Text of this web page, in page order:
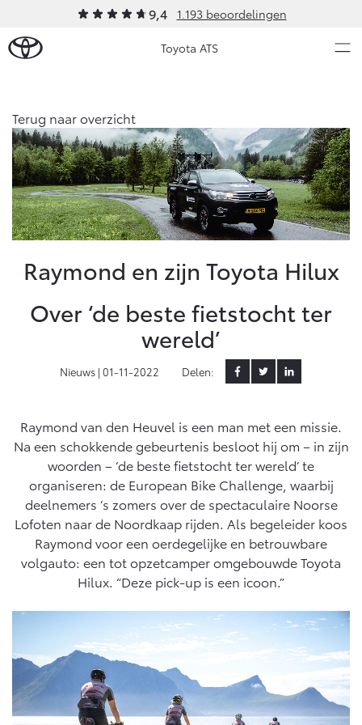
9,4 1.193 beoordelingen
Toyota ATS
Ons bedrijf
Ons bedrijf
Contact en Route
Vacatures
Klantbeoordelingen
Modellen
Aygo X
HYBRIDE
Yaris
HYBRIDE
Vanaf € 27.195,-
Vanaf € 31.895,- Vanaf € 32.995,-
Corolla Hatchback
Vanaf € 33.495,-
Corolla Touring Sports
Vanaf € 35.495,-
Occasions
Onderhoud op Maat
APK
Airco check
Vakantiecheck
Hybride Zekerheid Controle
Toyota handleidingen
Toyota Service Informatie (SIL)
Schade & Garantie
Toyota Pechhulp
Schade & Glasherstel
10 jaar Toyota garantie
Wat is Private Lease?
Bereken je maandbedrag
Private Lease voor ZZP
Financieren
Oplaadservice
Thuislaadpakketten
Laadpas
Zakelijk
Toyota voor de zaak
Leaserijder
Wagenparkbeheer
Financial Lease
Operational Lease
Werkplaatsafspraak maken
Contact en Route
Schade melden
Plan een proefrit
Vraag een brochure aan
Bekijk de verwachte modellen
Terug naar overzicht
Raymond en zijn Toyota Hilux
Over ‘de beste fietstocht ter
wereld’
Nieuws | 01-11-2022 Delen:
Raymond van den Heuvel is een man met een missie.
Na een schokkende gebeurtenis besloot hij om – in zijn
woorden – ‘de beste fietstocht ter wereld’ te
organiseren: de European Bike Challenge, waarbij
deelnemers ’s zomers over de spectaculaire Noorse
Lofoten naar de Noordkaap rijden. Als begeleider koos
Raymond voor een oerdegelijke en betrouwbare
volgauto: een tot opzetcamper omgebouwde Toyota
Hilux. “Deze pick-up is een icoon.”